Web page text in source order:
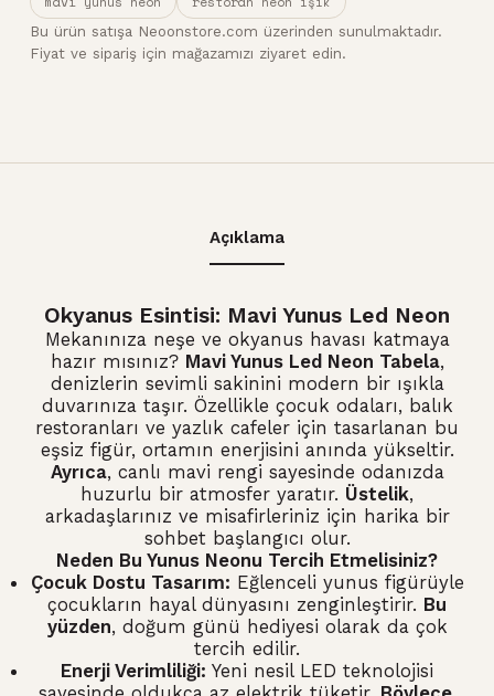
Bu ürün satışa Neoonstore.com üzerinden sunulmaktadır.
Fiyat ve sipariş için mağazamızı ziyaret edin.
Açıklama
Okyanus Esintisi: Mavi Yunus Led Neon
Mekanınıza neşe ve okyanus havası katmaya
hazır mısınız? Mavi Yunus Led Neon Tabela,
denizlerin sevimli sakinini modern bir ışıkla
duvarınıza taşır. Özellikle çocuk odaları, balık
restoranları ve yazlık cafeler için tasarlanan bu
eşsiz figür, ortamın enerjisini anında yükseltir.
Ayrıca, canlı mavi rengi sayesinde odanızda
huzurlu bir atmosfer yaratır. Üstelik,
arkadaşlarınız ve misafirleriniz için harika bir
sohbet başlangıcı olur.
Neden Bu Yunus Neonu Tercih Etmelisiniz?
Çocuk Dostu Tasarım: Eğlenceli yunus figürüyle
çocukların hayal dünyasını zenginleştirir. Bu
yüzden, doğum günü hediyesi olarak da çok
tercih edilir.
Enerji Verimliliği: Yeni nesil LED teknolojisi